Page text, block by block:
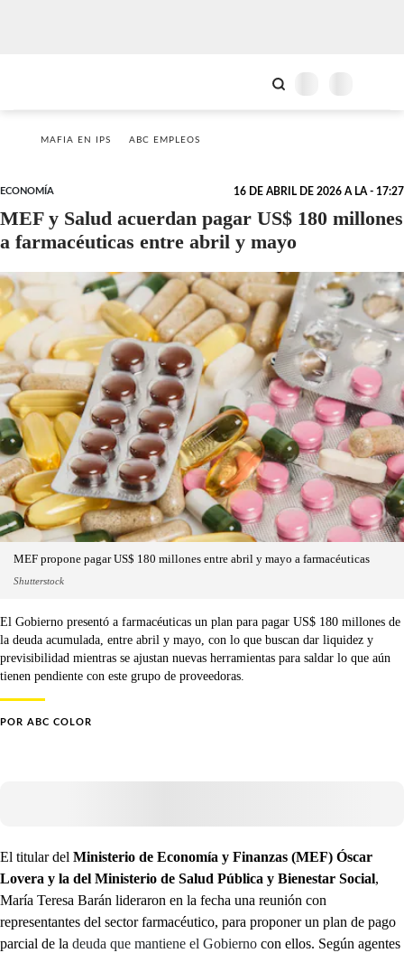
MAFIA EN IPS ABC EMPLEOS
ECONOMÍA 16 DE ABRIL DE 2026 A LA - 17:27
MEF y Salud acuerdan pagar US$ 180 millones
a farmacéuticas entre abril y mayo
MEF propone pagar US$ 180 millones entre abril y mayo a farmacéuticas
Shutterstock
El Gobierno presentó a farmacéuticas un plan para pagar US$ 180 millones de
la deuda acumulada, entre abril y mayo, con lo que buscan dar liquidez y
previsibilidad mientras se ajustan nuevas herramientas para saldar lo que aún
tienen pendiente con este grupo de proveedoras.
POR ABC COLOR
El titular del Ministerio de Economía y Finanzas (MEF) Óscar
Lovera y la del Ministerio de Salud Pública y Bienestar Social,
María Teresa Barán lideraron en la fecha una reunión con
representantes del sector farmacéutico, para proponer un plan de pago
parcial de la deuda que mantiene el Gobierno con ellos. Según agentes